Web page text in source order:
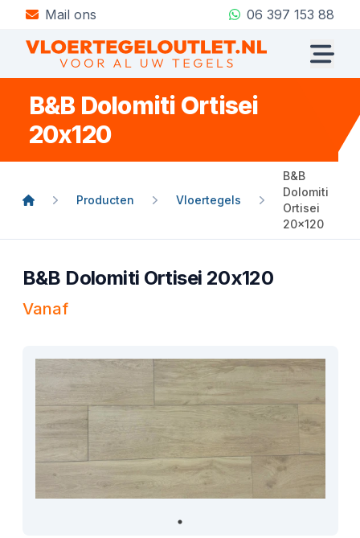
Mail ons 06 397 153 88
B&B Dolomiti Ortisei
20x120
Producten Vloertegels
B&B
Dolomiti
Ortisei
20x120
B&B Dolomiti Ortisei 20x120
Vanaf